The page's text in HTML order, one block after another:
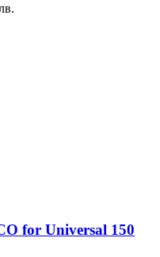
for Universal 150